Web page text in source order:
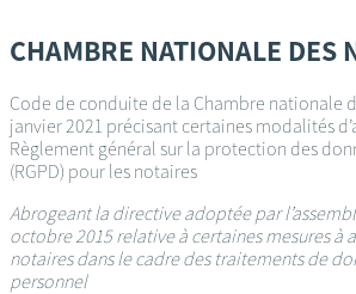
au
contenu
CHAMBRE NATIONALE DES
Code de conduite de la Chambre nationale
janvier 2021 précisant certaines modalités
Règlement général sur la protection des
(RGPD) pour les notaires
Abrogeant la directive adoptée par
octobre 2015 relative à certaines mesures à
notaires dans le cadre des traitements de
personnel